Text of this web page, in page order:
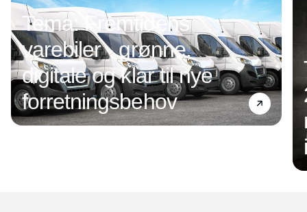
Tema: Fremtidens
varebiler - grønne,
digitale og klar til nye
forretningsbehov